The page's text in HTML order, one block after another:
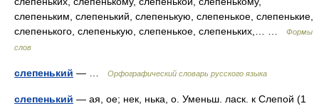
слепеньким, слепенький, слепенькую, слепенькое, слепенькие,
слепенького, слепенькую, слепенькое, слепеньких,… …
Формы
слов
слепенький — … Орфографический словарь русского языка
слепенький — ая, ое; нек, нька, о. Уменьш. ласк. к Слепой (1